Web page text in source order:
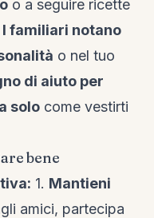
o a seguire ricette
I familiari notano
o nel tuo
di aiuto per
solo come vestirti
bene
1. Mantieni
amici, partecipa